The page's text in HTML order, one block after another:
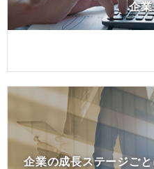
企
企業の成長ステージご